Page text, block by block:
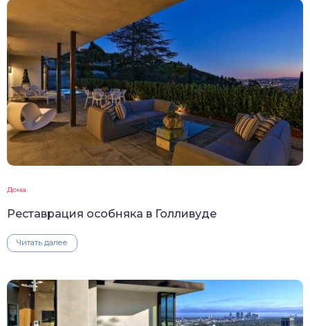
Дома
Реставрация особняка в Голливуде
Читать далее